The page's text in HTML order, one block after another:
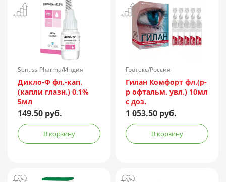
Sentiss Pharma/Индия
Дикло-Ф фл.-кап.
(капли глазн.) 0,1%
5мл
149.50 руб.
В корзину
Гротекс/Россия
Гилан Комфорт фл.(р-
р офтальм. увл.) 10мл
с доз.
1 053.50 руб.
В корзину